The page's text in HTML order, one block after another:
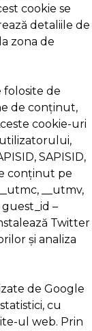
cookie se
detaliile de
zona de
folosite de
de conținut,
cookie-uri
SAPISID,
conținut pe
__utmv,
guest_id –
Twitter
și analiza
de Google
cu
ul web. Prin